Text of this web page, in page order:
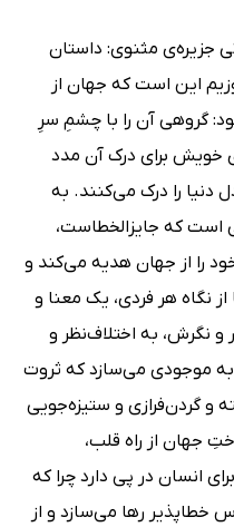
جزیره‌ی مثنوی: داستان
این است که جهان از
گروهی آن را با چشمِ سرِ
خویش برای درک آن مدد
دنیا را درک می‌کنند. به
است که جایزالخطاست،
را از جهان هدیه می‌کند و
نگاه هر فردی، یک معنا و
و نگرش، به اختلاف‌نظر و
به موجودی می‌سازد که ثروت
و گردن‌فرازی و ستیزه‌جویی
جهان از راه قلب،
انسان در پی دارد چرا که
خطاپذیر رها می‌سازد و از